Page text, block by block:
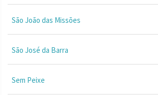
São João das Missões
São José da Barra
Sem Peixe